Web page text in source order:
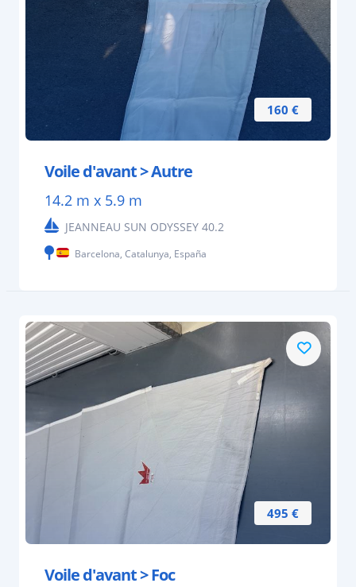
160 €
Voile d'avant > Autre
14.2 m x 5.9 m
JEANNEAU SUN ODYSSEY 40.2
Barcelona, Catalunya, España
495 €
Voile d'avant > Foc